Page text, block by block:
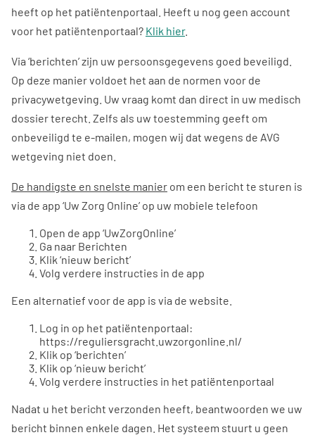
heeft op het patiëntenportaal. Heeft u nog geen account
voor het patiëntenportaal? Klik hier.
Via ‘berichten’ zijn uw persoonsgegevens goed beveiligd.
Op deze manier voldoet het aan de normen voor de
privacywetgeving. Uw vraag komt dan direct in uw medisch
dossier terecht. Zelfs als uw toestemming geeft om
onbeveiligd te e-mailen, mogen wij dat wegens de AVG
wetgeving niet doen.
De handigste en snelste manier om een bericht te sturen is
via de app ‘Uw Zorg Online’ op uw mobiele telefoon
Open de app ‘UwZorgOnline’
Ga naar Berichten
Klik ‘nieuw bericht’
Volg verdere instructies in de app
Een alternatief voor de app is via de website.
Log in op het patiëntenportaal:
https://reguliersgracht.uwzorgonline.nl/
Klik op ‘berichten’
Klik op ‘nieuw bericht’
Volg verdere instructies in het patiëntenportaal
Nadat u het bericht verzonden heeft, beantwoorden we uw
bericht binnen enkele dagen. Het systeem stuurt u geen